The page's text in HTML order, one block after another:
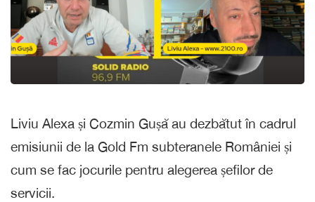
Liviu Alexa și Cozmin Gușă au dezbătut în cadrul
emisiunii de la Gold Fm subteranele României și
cum se fac jocurile pentru alegerea șefilor de
servicii.